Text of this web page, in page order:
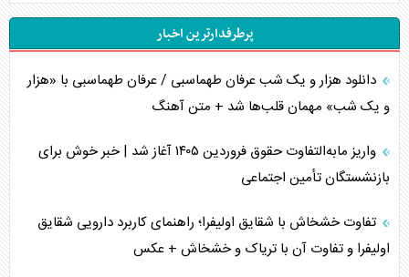
تحلیل جامع پدیده تراستی‌ها
تأثیر جنگ ایران و آمریکا بر اقتصاد جهانی
اربعین، کابوس مشترک تل‌آویو-واشنگتن
برنامه هفتم توسعه در نقطه کور سیاستگذاری
کنوانسیون دریای خزر در راستای منافع ملی است؟
پرطرفدارترین اخبار
دانلود هزار و یک شب عرفان طهماسبی / عرفان طهماسبی با «هزار
و یک شب» مهمان قلب‌ها شد + متن آهنگ
واریز مابه‌التفاوت حقوق فروردین ۱۴۰۵ آغاز شد | خبر خوش برای
بازنشستگان تأمین اجتماعی
تفاوت خشخاش با شقایق اولیفرا؛ راهنمای کاربرد دارویی شقایق
اولیفرا و تفاوت آن با تریاک و خشخاش + عکس